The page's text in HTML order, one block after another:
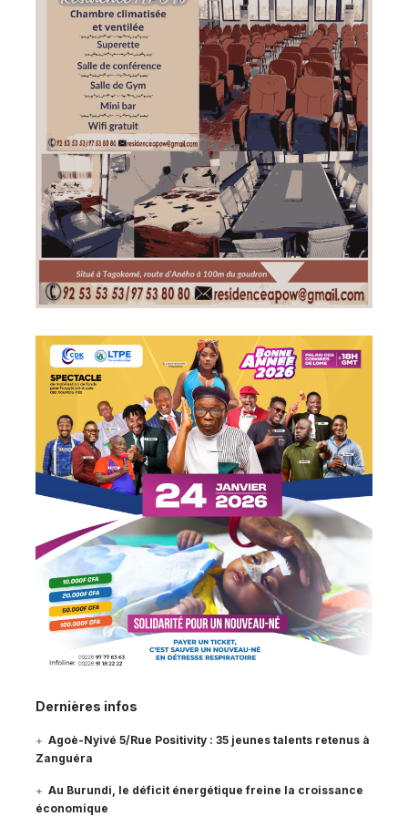
Dernières infos
Agoè-Nyivé 5/Rue Positivity : 35 jeunes talents retenus à
Zanguéra
Au Burundi, le déficit énergétique freine la croissance
économique